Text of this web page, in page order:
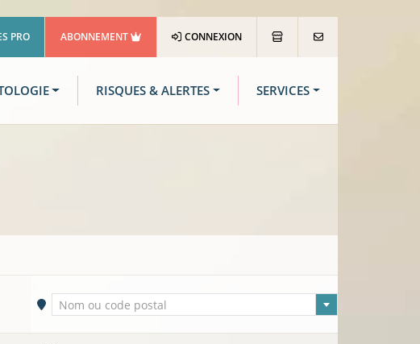
PRO ABONNEMENT CONNEXION
RISQUES & ALERTES SERVICES
Ville sélectionnée
Nom ou code postal